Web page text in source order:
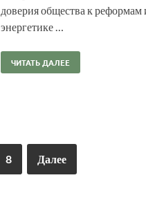
доверия общества к реформам
энергетике …
ЧИТАТЬ ДАЛЕЕ
8 Далее